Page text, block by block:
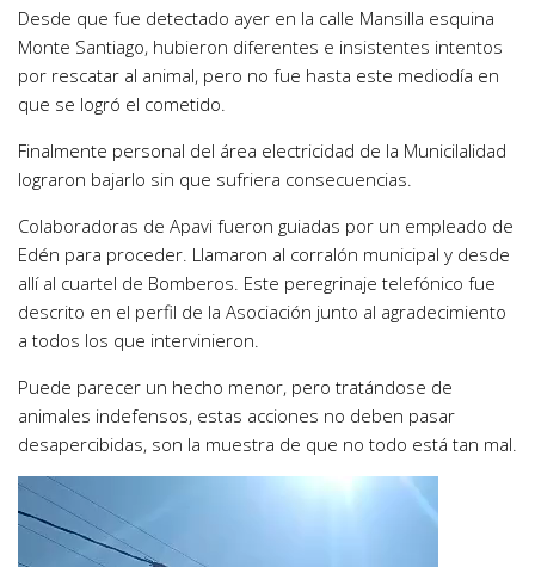
Desde que fue detectado ayer en la calle Mansilla esquina
Monte Santiago, hubieron diferentes e insistentes intentos
por rescatar al animal, pero no fue hasta este mediodía en
que se logró el cometido.
Finalmente personal del área electricidad de la Municilalidad
lograron bajarlo sin que sufriera consecuencias.
Colaboradoras de Apavi fueron guiadas por un empleado de
Edén para proceder. Llamaron al corralón municipal y desde
allí al cuartel de Bomberos. Este peregrinaje telefónico fue
descrito en el perfil de la Asociación junto al agradecimiento
a todos los que intervinieron.
Puede parecer un hecho menor, pero tratándose de
animales indefensos, estas acciones no deben pasar
desapercibidas, son la muestra de que no todo está tan mal.
Reproductor
de
vídeo